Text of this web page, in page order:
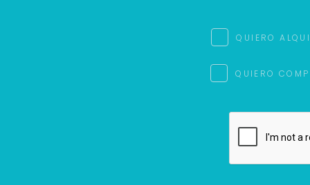
QUIERO
QUIERO